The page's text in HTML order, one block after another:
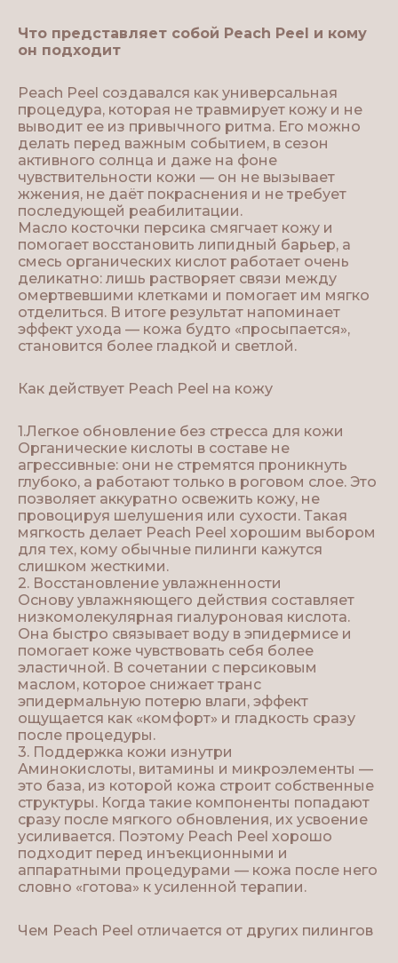
Что представляет собой Peach Peel и кому
он подходит
Peach Peel создавался как универсальная
процедура, которая не травмирует кожу и не
выводит ее из привычного ритма. Его можно
делать перед важным событием, в сезон
активного солнца и даже на фоне
чувствительности кожи — он не вызывает
жжения, не даёт покраснения и не требует
последующей реабилитации.
Масло косточки персика смягчает кожу и
помогает восстановить липидный барьер, а
смесь органических кислот работает очень
деликатно: лишь растворяет связи между
омертвевшими клетками и помогает им мягко
отделиться. В итоге результат напоминает
эффект ухода — кожа будто «просыпается»,
становится более гладкой и светлой.
Как действует Peach Peel на кожу
1.Легкое обновление без стресса для кожи
Органические кислоты в составе не
агрессивные: они не стремятся проникнуть
глубоко, а работают только в роговом слое. Это
позволяет аккуратно освежить кожу, не
провоцируя шелушения или сухости. Такая
мягкость делает Peach Peel хорошим выбором
для тех, кому обычные пилинги кажутся
слишком жесткими.
2. Восстановление увлажненности
Основу увлажняющего действия составляет
низкомолекулярная гиалуроновая кислота.
Она быстро связывает воду в эпидермисе и
помогает коже чувствовать себя более
эластичной. В сочетании с персиковым
маслом, которое снижает транс
эпидермальную потерю влаги, эффект
ощущается как «комфорт» и гладкость сразу
после процедуры.
3. Поддержка кожи изнутри
Аминокислоты, витамины и микроэлементы —
это база, из которой кожа строит собственные
структуры. Когда такие компоненты попадают
сразу после мягкого обновления, их усвоение
усиливается. Поэтому Peach Peel хорошо
подходит перед инъекционными и
аппаратными процедурами — кожа после него
словно «готова» к усиленной терапии.
Чем Peach Peel отличается от других пилингов